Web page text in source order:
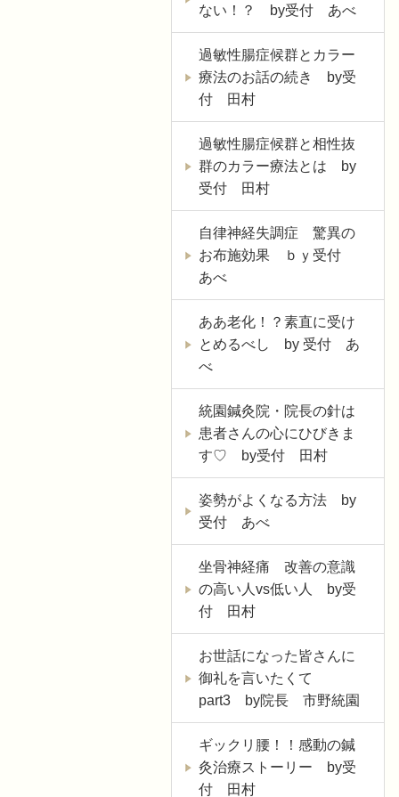
ない！？ by受付 あべ
過敏性腸症候群とカラー
療法のお話の続き by受
付 田村
過敏性腸症候群と相性抜
群のカラー療法とは by
受付 田村
自律神経失調症 驚異の
お布施効果 ｂｙ受付
あべ
ああ老化！？素直に受け
とめるべし by 受付 あ
べ
統園鍼灸院・院長の針は
患者さんの心にひびきま
す♡ by受付 田村
姿勢がよくなる方法 by
受付 あべ
坐骨神経痛 改善の意識
の高い人vs低い人 by受
付 田村
お世話になった皆さんに
御礼を言いたくて
part3 by院長 市野統園
ギックリ腰！！感動の鍼
灸治療ストーリー by受
付 田村